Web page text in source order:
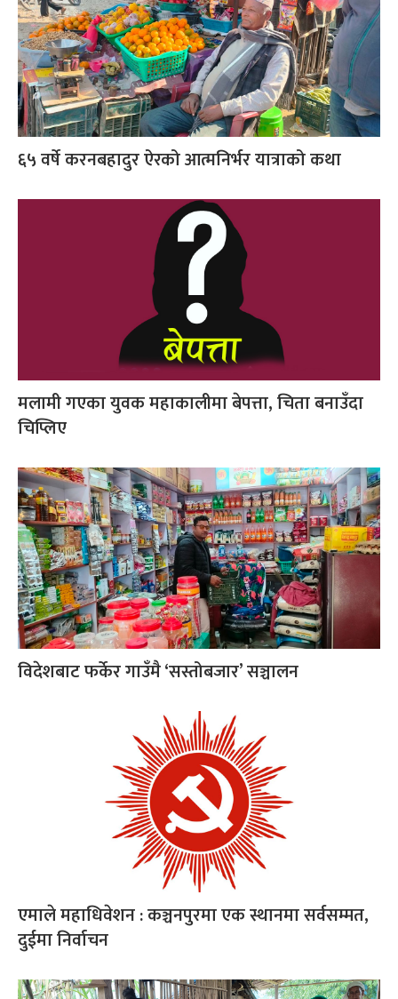
६५ वर्षे करनबहादुर ऐरको आत्मनिर्भर यात्राको कथा
मलामी गएका युवक महाकालीमा बेपत्ता, चिता बनाउँदा
चिप्लिए
विदेशबाट फर्केर गाउँमै ‘सस्तोबजार’ सञ्चालन
एमाले महाधिवेशन : कञ्चनपुरमा एक स्थानमा सर्वसम्मत,
दुईमा निर्वाचन